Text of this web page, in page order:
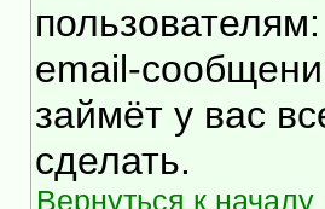
email-
займёт у вас
сделать.
Вернуться к началу